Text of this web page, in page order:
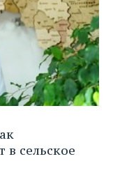
в сельское